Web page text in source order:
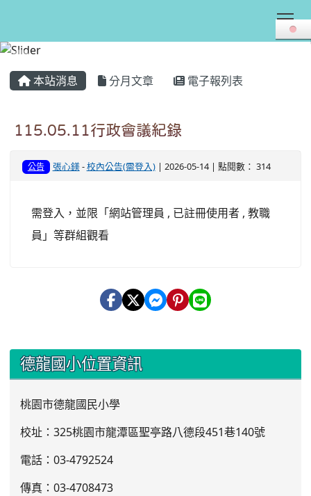
本站消息 分月文章 電子報列表
115.05.11行政會議紀錄
公告 張心鎂-校內公告(需登入)| 2026-05-14 | 點閱數： 314
需登入，並限「網站管理員 , 已註冊使用者 , 教職
員」等群組觀看
::: 德龍國小位置資訊
桃園市德龍國民小學
校址：325桃園市龍潭區聖亭路八德段451巷140號
電話：03-4792524
傳真：03-4708473